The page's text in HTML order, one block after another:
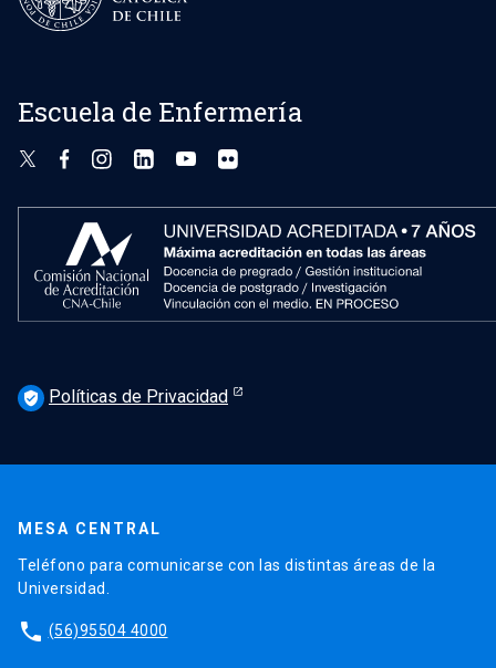
Escuela de Enfermería
verified_user Políticas de Privacidad
MESA CENTRAL
Teléfono para comunicarse con las distintas áreas de la
Universidad.
phone (56)95504 4000